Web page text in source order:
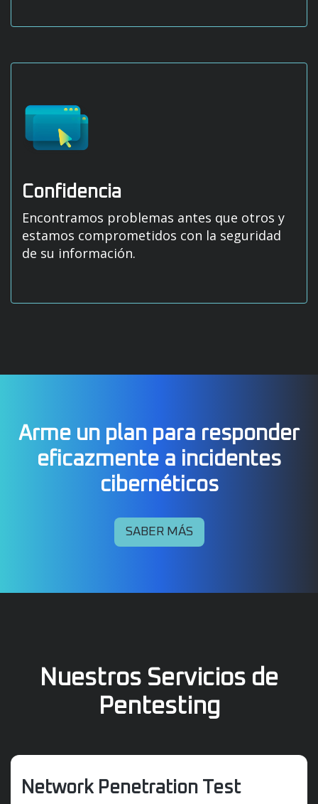
Confidencia
Encontramos problemas antes que otros y
estamos comprometidos con la seguridad
de su información.
Arme un plan para responder
eficazmente a incidentes
cibernéticos
SABER MÁS
Nuestros Servicios de
Pentesting
Network Penetration Test